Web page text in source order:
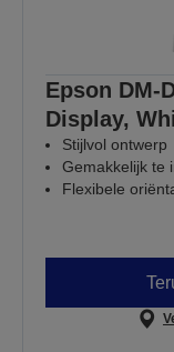
Epson DM-
Display,
Stijlvol ontwerp
Gemakkelijk te
Flexibele